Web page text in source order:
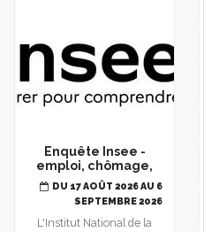
Enquête Insee -
emploi, chômage,
inactivité
DU 17 AOÛT 2026 AU 6
SEPTEMBRE 2026
L'Institut National de la